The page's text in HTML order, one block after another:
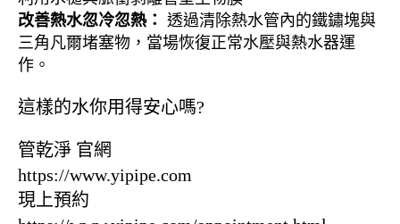
改善熱水忽冷忽熱： 透過清除熱水管內的鐵鏽塊與
三角凡爾堵塞物，當場恢復正常水壓與熱水器運
作。
這樣的水你用得安心嗎?
管乾淨 官網
https://www.yipipe.com
現上預約